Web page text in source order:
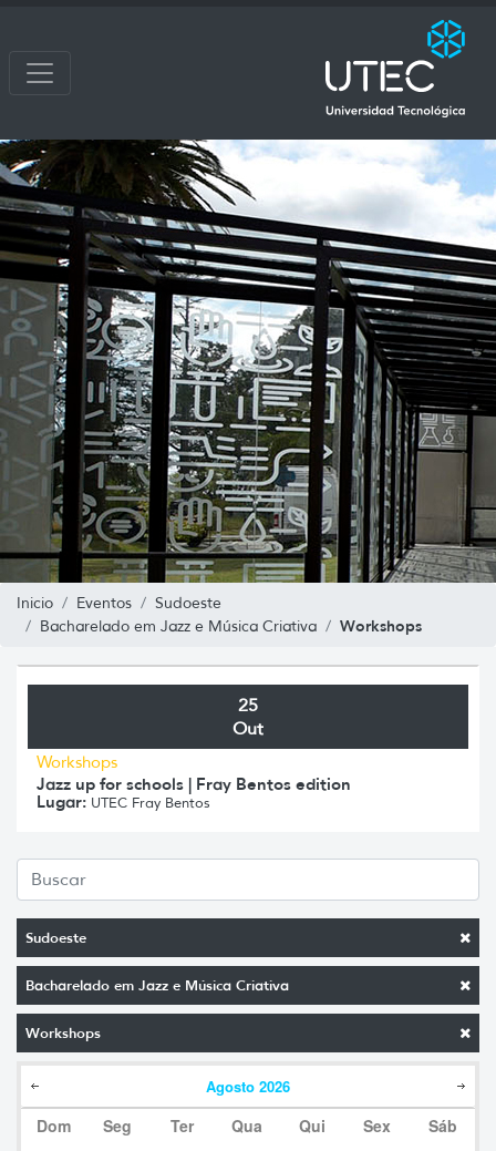
Inicio Eventos
Sudoeste
Bacharelado em Jazz e Música Criativa
Workshops
Sudoeste
Bacharelado em Jazz e Música Criativa
Workshops
Agosto 2026
Dom Seg Ter Qua Qui Sex Sáb
25
Out
Workshops
Jazz up for schools | Fray Bentos edition
Lugar: UTEC Fray Bentos